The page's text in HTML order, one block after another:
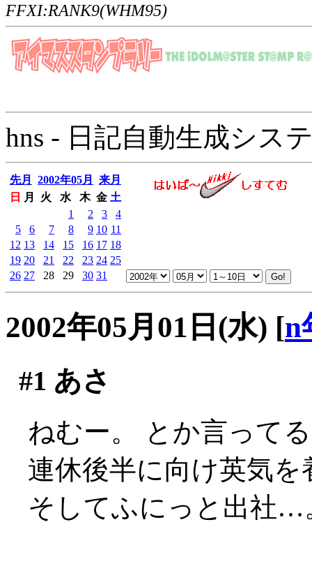
FFXI:RANK9(WHM95)
hns - 日記自動生成シス
先月 2002年05月
来月
日
月 火 水 木 金 土
1
2 3
4
5
6 7 8 9 10 11
12 13 14 15 16 17 18
19 20 21 22 23 24 25
26 27 28 29 30 31
2002年05月01日(水) [n
#1 あさ
ねむー。 とか言って
連休後半に向け英気
そしてふにっと出社…